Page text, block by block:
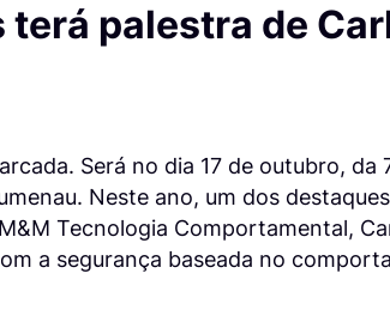
terá palestra de
Será no dia 17 de outubro, da
Neste ano, um dos
Tecnologia Comportamental,
a segurança baseada no